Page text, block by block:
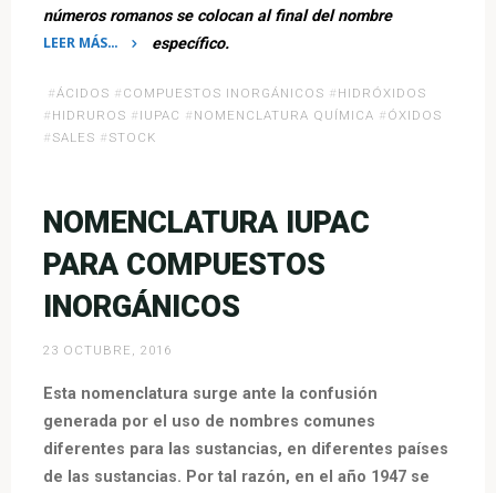
números romanos se colocan al final del nombre
específico.
LEER MÁS…
Stock»
#ÁCIDOS # COMPUESTOS INORGÁNICOS # HIDRÓXIDOS
# HIDRUROS # IUPAC # NOMENCLATURA QUÍMICA # ÓXIDOS
# SALES # STOCK
NOMENCLATURA IUPAC
PARA COMPUESTOS
INORGÁNICOS
23 OCTUBRE, 2016
Esta nomenclatura surge ante la confusión
generada por el uso de nombres comunes
diferentes para las sustancias, en diferentes países
de las sustancias. Por tal razón, en el año 1947 se